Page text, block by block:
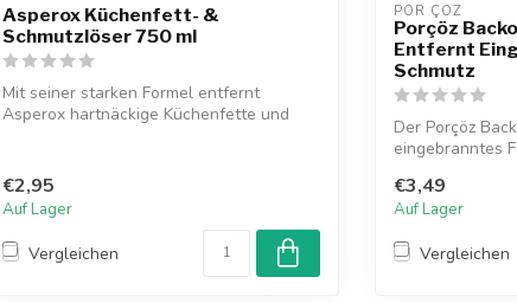
Asperox Küchenfett- &
Schmutzlöser 750 ml
Mit seiner starken Formel entfernt
Asperox hartnäckige Küchenfette und
€2,95
Auf Lager
Vergleichen
POR ÇÖZ
Porçöz
Entfernt
Schmutz
Der Porçöz
eingebranntes
€3,49
Auf Lager
Vergleichen